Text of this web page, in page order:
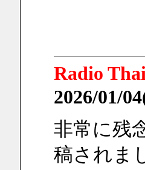
Radio
2026/01/
非常に残
稿されま